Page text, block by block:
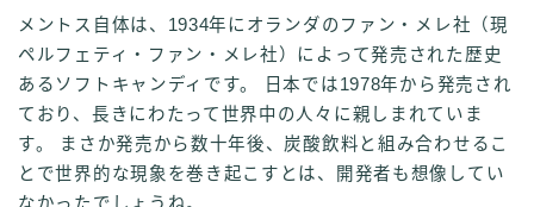
メントス自体は、1934年にオランダのファン・メレ社（現
ペルフェティ・ファン・メレ社）によって発売された歴史
あるソフトキャンディです。 日本では1978年から発売され
ており、長きにわたって世界中の人々に親しまれていま
す。 まさか発売から数十年後、炭酸飲料と組み合わせるこ
とで世界的な現象を巻き起こすとは、開発者も想像してい